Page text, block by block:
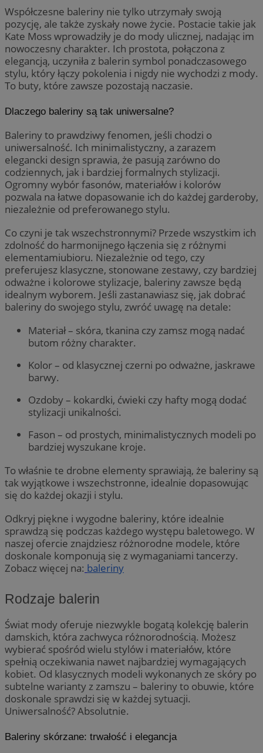
Współczesne baleriny nie tylko utrzymały swoją
pozycję, ale także zyskały nowe życie. Postacie takie jak
Kate Moss wprowadziły je do mody ulicznej, nadając im
nowoczesny charakter. Ich prostota, połączona z
elegancją, uczyniła z balerin symbol ponadczasowego
stylu, który łączy pokolenia i nigdy nie wychodzi z mody.
To buty, które zawsze pozostają naczasie.
Dlaczego baleriny są tak uniwersalne?
Baleriny to prawdziwy fenomen, jeśli chodzi o
uniwersalność. Ich minimalistyczny, a zarazem
elegancki design sprawia, że pasują zarówno do
codziennych, jak i bardziej formalnych stylizacji.
Ogromny wybór fasonów, materiałów i kolorów
pozwala na łatwe dopasowanie ich do każdej garderoby,
niezależnie od preferowanego stylu.
Co czyni je tak wszechstronnymi? Przede wszystkim ich
zdolność do harmonijnego łączenia się z różnymi
elementamiubioru. Niezależnie od tego, czy
preferujesz klasyczne, stonowane zestawy, czy bardziej
odważne i kolorowe stylizacje, baleriny zawsze będą
idealnym wyborem. Jeśli zastanawiasz się, jak dobrać
baleriny do swojego stylu, zwróć uwagę na detale:
Materiał – skóra, tkanina czy zamsz mogą nadać
butom różny charakter.
Kolor – od klasycznej czerni po odważne, jaskrawe
barwy.
Ozdoby – kokardki, ćwieki czy hafty mogą dodać
stylizacji unikalności.
Fason – od prostych, minimalistycznych modeli po
bardziej wyszukane kroje.
To właśnie te drobne elementy sprawiają, że baleriny są
tak wyjątkowe i wszechstronne, idealnie dopasowując
się do każdej okazji i stylu.
Odkryj piękne i wygodne baleriny, które idealnie
sprawdzą się podczas każdego występu baletowego. W
naszej ofercie znajdziesz różnorodne modele, które
doskonale komponują się z wymaganiami tancerzy.
Zobacz więcej na: baleriny
Rodzaje balerin
Świat mody oferuje niezwykle bogatą kolekcję balerin
damskich, która zachwyca różnorodnością. Możesz
wybierać spośród wielu stylów i materiałów, które
spełnią oczekiwania nawet najbardziej wymagających
kobiet. Od klasycznych modeli wykonanych ze skóry po
subtelne warianty z zamszu – baleriny to obuwie, które
doskonale sprawdzi się w każdej sytuacji.
Uniwersalność? Absolutnie.
Baleriny skórzane: trwałość i elegancja